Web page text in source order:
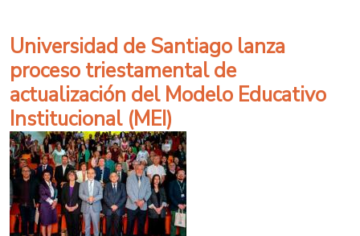
Universidad de Santiago lanza
proceso triestamental de
actualización del Modelo Educativo
Institucional (MEI)